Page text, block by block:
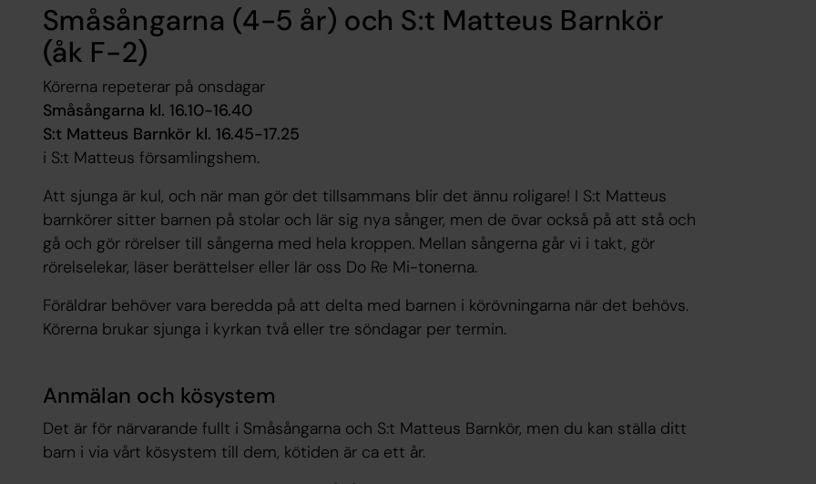
Småsångarna (4-5 år) och S:t Matteus Barnkör
(åk F-2)
Körerna repeterar på onsdagar
Småsångarna kl. 16.10-16.40
S:t Matteus Barnkör kl. 16.45-17.25
i S:t Matteus församlingshem.
Att sjunga är kul, och när man gör det tillsammans blir det ännu roligare! I S:t Matteus
barnkörer sitter barnen på stolar och lär sig nya sånger, men de övar också på att stå och
gå och gör rörelser till sångerna med hela kroppen. Mellan sångerna går vi i takt, gör
rörelselekar, läser berättelser eller lär oss Do Re Mi-tonerna.
Föräldrar behöver vara beredda på att delta med barnen i körövningarna när det behövs.
Körerna brukar sjunga i kyrkan två eller tre söndagar per termin.
Anmälan och kösystem
Det är för närvarande fullt i Småsångarna och S:t Matteus Barnkör, men du kan ställa ditt
barn i via vårt kösystem till dem, kötiden är ca ett år.